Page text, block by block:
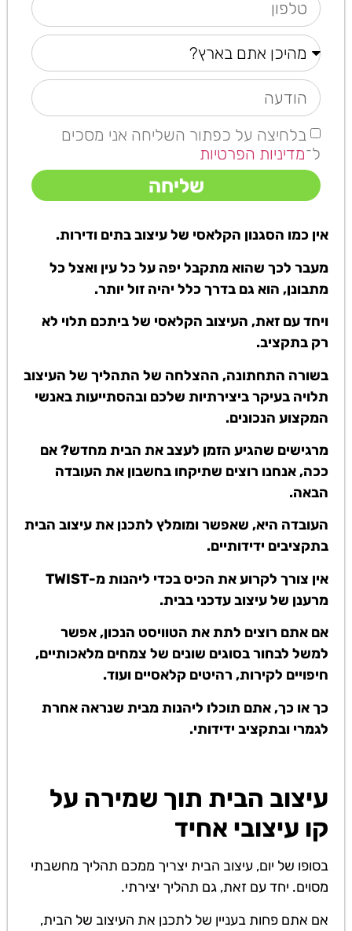
בלחיצה על כפתור השליחה אני מסכים
ל־מדיניות הפרטיות
שליחה
אין כמו הסגנון הקלאסי של עיצוב בתים ודירות.
מעבר לכך שהוא מתקבל יפה על כל עין ואצל כל
מתבונן, הוא גם בדרך כלל יהיה זול יותר.
ויחד עם זאת, העיצוב הקלאסי של ביתכם תלוי לא
רק בתקציב.
בשורה התחתונה, ההצלחה של התהליך של העיצוב
תלויה בעיקר ביצירתיות שלכם ובהסתייעות באנשי
המקצוע הנכונים.
מרגישים שהגיע הזמן לעצב את הבית מחדש? אם
ככה, אנחנו רוצים שתיקחו בחשבון את העובדה
הבאה.
העובדה היא, שאפשר ומומלץ לתכנן את עיצוב הבית
בתקציבים ידידותיים.
אין צורך לקרוע את הכיס בכדי ליהנות מ-TWIST
מרענן של עיצוב עדכני בבית.
אם אתם רוצים לתת את הטוויסט הנכון, אפשר
למשל לבחור בסוגים שונים של צמחים מלאכותיים,
חיפויים לקירות, רהיטים קלאסיים ועוד.
כך או כך, אתם תוכלו ליהנות מבית שנראה אחרת
לגמרי ובתקציב ידידותי.
עיצוב הבית תוך שמירה על
קו עיצובי אחיד
בסופו של יום, עיצוב הבית יצריך ממכם תהליך מחשבתי
מסוים. יחד עם זאת, גם תהליך יצירתי.
אם אתם פחות בעניין של לתכנן את העיצוב של הבית,